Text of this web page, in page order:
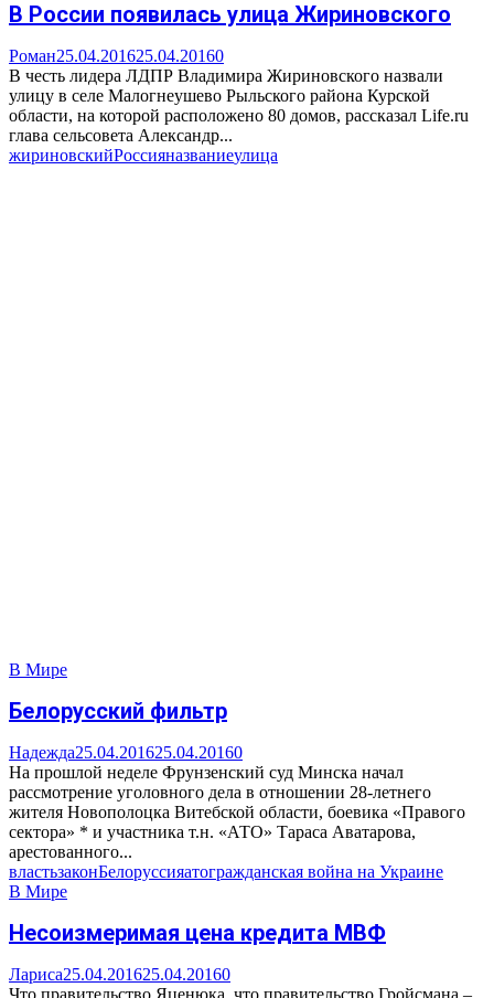
В России появилась улица Жириновского
Роман25.04.201625.04.20160
В честь лидера ЛДПР Владимира Жириновского назвали
улицу в селе Малогнеушево Рыльского района Курской
области, на которой расположено 80 домов, рассказал Life.ru
глава сельсовета Александр...
жириновскийРоссияназваниеулица
В Мире
Белорусский фильтр
Надежда25.04.201625.04.20160
На прошлой неделе Фрунзенский суд Минска начал
рассмотрение уголовного дела в отношении 28-летнего
жителя Новополоцка Витебской области, боевика «Правого
сектора» * и участника т.н. «АТО» Тараса Аватарова,
арестованного...
властьзаконБелоруссияатогражданская война на Украине
В Мире
Несоизмеримая цена кредита МВФ
Лариса25.04.201625.04.20160
Что правительство Яценюка, что правительство Гройсмана –